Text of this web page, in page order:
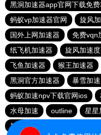
黑洞加速器app官网下载免
蚂蚁vp加速器官网
旋风
国外上网加速器
免费vqn
纸飞机加速器
旋风加速
飞鱼加速器
猴王加速器
黑洞官方加速器
暴雪加
蚂蚁加速npv下载官网ios
水母加速
outline 星星
加速器试用3小时